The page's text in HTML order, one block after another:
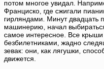
потом многое увидал.
Франциско, где сжигали
гирляндами. Минут двадцать
машинерию, начал
самое интересное. Все
безбилетниками, жадно
зевак: они, как лягушки,
движется.